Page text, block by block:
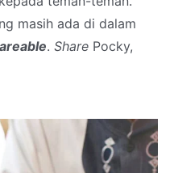
masih ada di dalam
. Share Pocky,